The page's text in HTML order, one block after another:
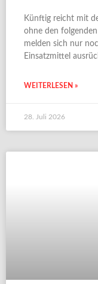
Künftig reicht mit
ohne den
melden sich nur
Einsatzmittel
WEITERLESEN »
28. Juli 2026